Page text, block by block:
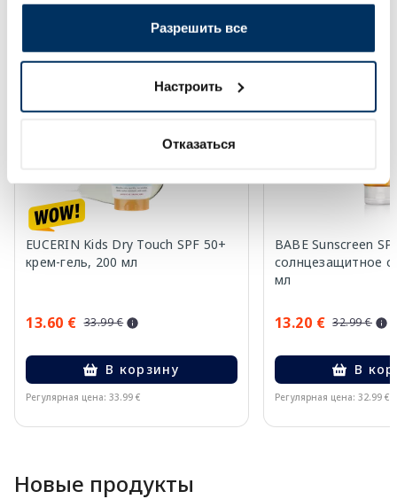
Разрешить все
Настроить
Отказаться
Более...
EUCERIN Kids Dry Touch SPF 50+
крем-гель, 200 мл
13.60 € 33.99 €
В корзину
Регулярная цена: 33.99 €
BABE Sunscreen
солнцезащитное
мл
13.20 € 32.99 €
В
Регулярная цена: 32.99 €
Новые продукты